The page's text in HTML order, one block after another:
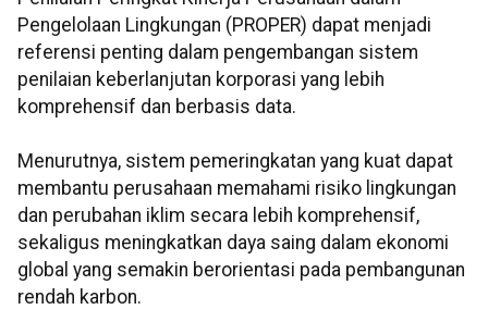
Pengelolaan Lingkungan (PROPER) dapat menjadi
referensi penting dalam pengembangan sistem
penilaian keberlanjutan korporasi yang lebih
komprehensif dan berbasis data.
Menurutnya, sistem pemeringkatan yang kuat dapat
membantu perusahaan memahami risiko lingkungan
dan perubahan iklim secara lebih komprehensif,
sekaligus meningkatkan daya saing dalam ekonomi
global yang semakin berorientasi pada pembangunan
rendah karbon.